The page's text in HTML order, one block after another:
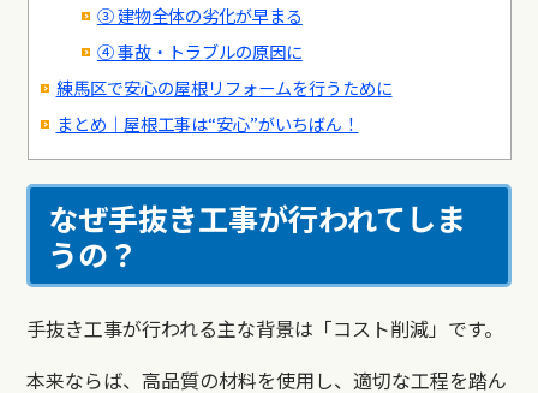
③ 建物全体の劣化が早まる
④ 事故・トラブルの原因に
練馬区で安心の屋根リフォームを行うために
まとめ｜屋根工事は“安心”がいちばん！
なぜ手抜き工事が行われてしま
うの？
手抜き工事が行われる主な背景は「コスト削減」です。
本来ならば、高品質の材料を使用し、適切な工程を踏ん